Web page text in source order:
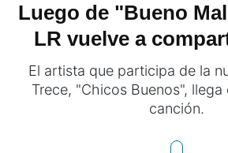
Luego de "Bueno
LR vuelve a
El artista que participa de la
Trece, "Chicos Buenos", llega
canción.